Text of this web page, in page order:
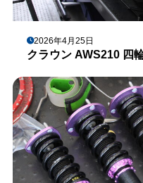
2026年4月25日
クラウン AWS210 四